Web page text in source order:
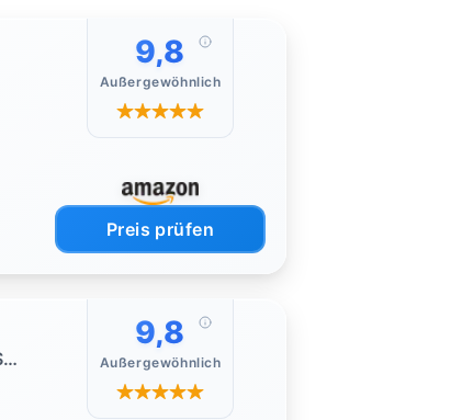
9,8
Außergewöhnlich
Preis prüfen
9,8
Außergewöhnlich